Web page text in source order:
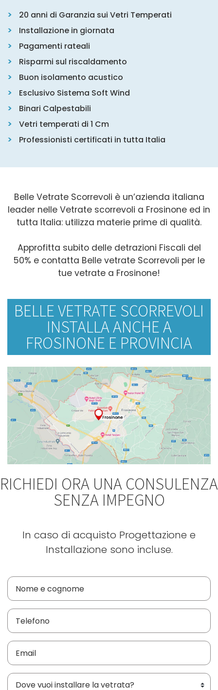
20 anni di Garanzia sui Vetri Temperati
Installazione in giornata
Pagamenti rateali
Risparmi sul riscaldamento
Buon isolamento acustico
Esclusivo Sistema Soft Wind
Binari Calpestabili
Vetri temperati di 1 Cm
Professionisti certificati in tutta Italia
Belle Vetrate Scorrevoli è un’azienda italiana
leader nelle Vetrate scorrevoli a Frosinone ed in
tutta Italia: utilizza materie prime di qualità.
Approfitta subito delle detrazioni Fiscali del
50% e contatta Belle vetrate Scorrevoli per le
tue vetrate a Frosinone!
BELLE VETRATE SCORREVOLI
INSTALLA ANCHE A
FROSINONE E PROVINCIA
RICHIEDI ORA UNA CONSULENZA
SENZA IMPEGNO
In caso di acquisto Progettazione e
Installazione sono incluse.
Dove vuoi installare le vetrate?